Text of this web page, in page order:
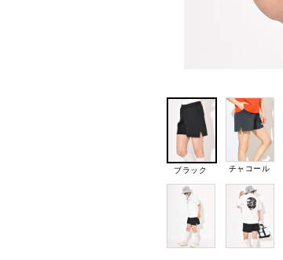
ブラック チャコール